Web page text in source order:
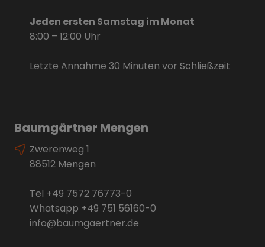
Jeden ersten Samstag im Monat
8:00 – 12:00 Uhr
Letzte Annahme 30 Minuten vor Schließzeit
Baumgärtner Mengen
Zwerenweg 1
88512 Mengen
Tel +49 7572 76773-0
Whatsapp +49 751 56160-0
info@baumgaertner.de